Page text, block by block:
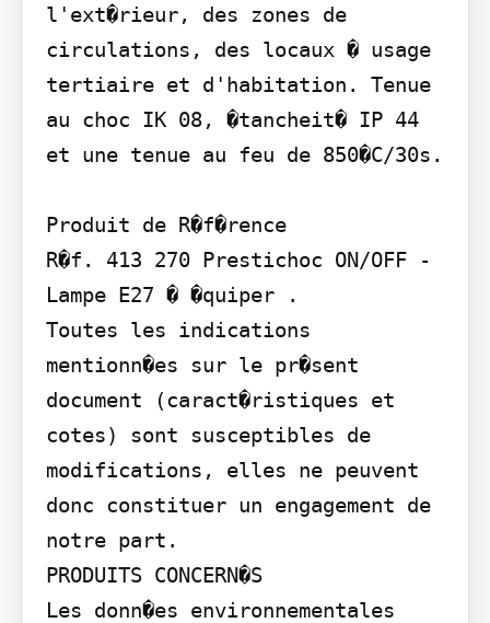
l'ext�rieur, des zones de
circulations, des locaux � usage
tertiaire et d'habitation. Tenue
au choc IK 08, �tancheit� IP 44
et une tenue au feu de 850�C/30s.
Produit de R�f�rence
R�f. 413 270 Prestichoc ON/OFF -
Lampe E27 � �quiper .
Toutes les indications
mentionn�es sur le pr�sent
document (caract�ristiques et
cotes) sont susceptibles de
modifications, elles ne peuvent
donc constituer un engagement de
notre part.
PRODUITS CONCERN�S
Les donn�es environnementales